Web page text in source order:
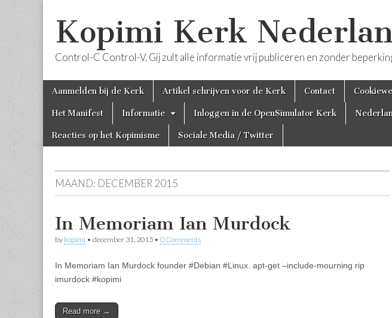
Kopimi Kerk
Control-C Control-V, Gij zult alle informatie vrij publiceren en zonder
Main
Skip
content
Aanmelden bij de Kerk Artikel schrijven voor de Kerk Contact
Het Manifest Informatie Inloggen in de OpenSimulator Kerk
Reacties op het Kopimisme Sociale Media / Twitter
MAAND: DECEMBER 2015
In Memoriam Ian Murdock
by kopimi • december 31, 2015 • 0 Comments
In Memoriam Ian Murdock founder #Debian #Linux. apt-get –include-mourning rip
imurdock #kopimi
Read more →